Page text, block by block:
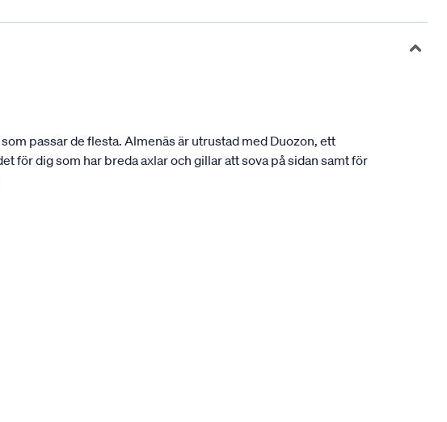
passar de flesta. Almenäs är utrustad med Duozon, ett
för dig som har breda axlar och gillar att sova på sidan samt för